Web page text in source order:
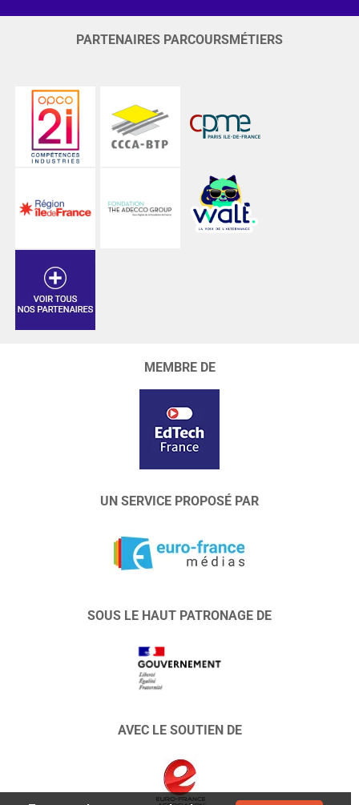
PARTENAIRES PARCOURSMÉTIERS
MEMBRE DE
UN SERVICE PROPOSÉ PAR
SOUS LE HAUT PATRONAGE DE
AVEC LE SOUTIEN DE